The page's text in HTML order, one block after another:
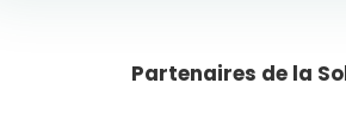
Partenaires de la